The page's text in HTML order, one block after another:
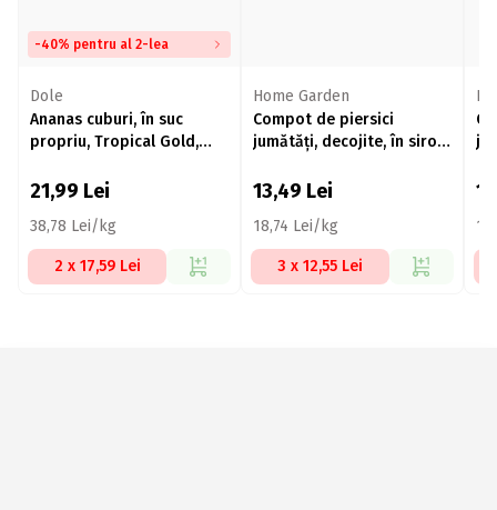
-40% pentru al 2-lea
Dole
Ananas cuburi, în suc
propriu, Tropical Gold,
21,99 Lei
38,78 Lei/kg
2 x 17,59 Lei
Home Garden
Compot de piersici
jumătăți, decojite, în sirop
13,49 Lei
18,74 Lei/kg
3 x 12,55 Lei